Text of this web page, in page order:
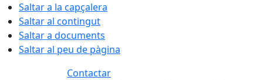
Saltar a la capçalera
Saltar al contingut
Saltar a documents
Saltar al peu de pàgina
Contactar